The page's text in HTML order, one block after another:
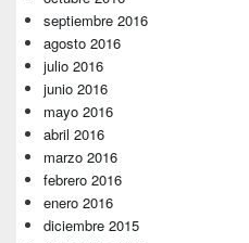
septiembre 2016
agosto 2016
julio 2016
junio 2016
mayo 2016
abril 2016
marzo 2016
febrero 2016
enero 2016
diciembre 2015